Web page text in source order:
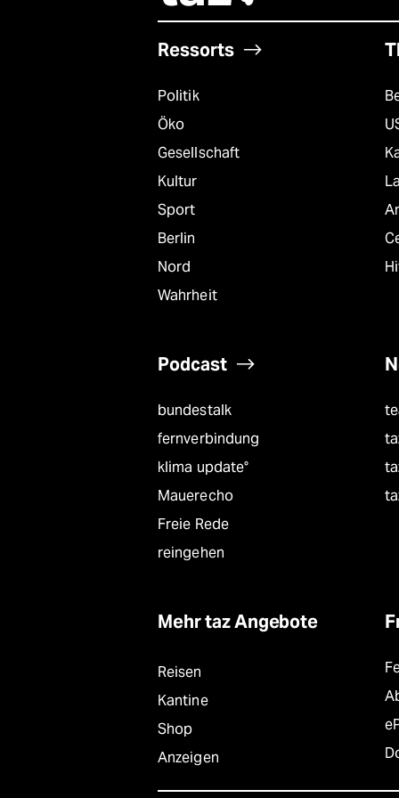
Ressorts
Politik
Öko
Gesellschaft
Kultur
Sport
Berlin
Nord
Wahrheit
Podcast
bundestalk
fernverbindung
klima update°
Mauerecho
Freie Rede
reingehen
Mehr taz Angebote
Reisen
Kantine
Shop
Anzeigen